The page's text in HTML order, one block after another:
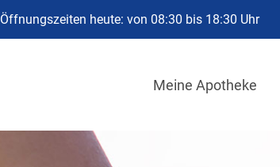
Öffnungszeiten heute: von 08:30 bis 18:30 Uhr
Meine Apotheke